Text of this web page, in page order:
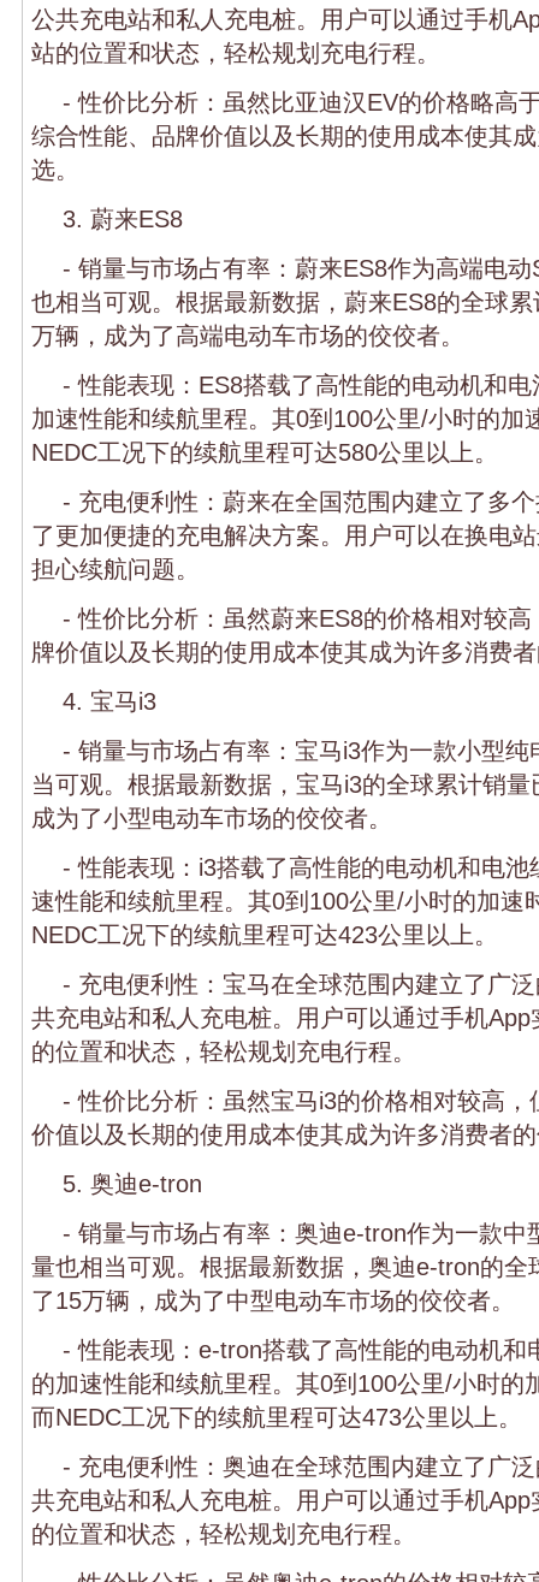
公共充电站和私人充电桩。用户可以通过手机
站的位置和状态，轻松规划充电行程。
- 性价比分析：虽然比亚迪汉EV的价格略高
综合性能、品牌价值以及长期的使用成本使其
选。
3. 蔚来ES8
- 销量与市场占有率：蔚来ES8作为高端电
也相当可观。根据最新数据，蔚来ES8的全球
万辆，成为了高端电动车市场的佼佼者。
- 性能表现：ES8搭载了高性能的电动机和
加速性能和续航里程。其0到100公里/小时的加
NEDC工况下的续航里程可达580公里以上。
- 充电便利性：蔚来在全国范围内建立了多
了更加便捷的充电解决方案。用户可以在换电
担心续航问题。
- 性价比分析：虽然蔚来ES8的价格相对较
牌价值以及长期的使用成本使其成为许多消费
4. 宝马i3
- 销量与市场占有率：宝马i3作为一款小型
当可观。根据最新数据，宝马i3的全球累计销
成为了小型电动车市场的佼佼者。
- 性能表现：i3搭载了高性能的电动机和电
速性能和续航里程。其0到100公里/小时的加速
NEDC工况下的续航里程可达423公里以上。
- 充电便利性：宝马在全球范围内建立了广
共充电站和私人充电桩。用户可以通过手机
的位置和状态，轻松规划充电行程。
- 性价比分析：虽然宝马i3的价格相对较高
价值以及长期的使用成本使其成为许多消费者
5. 奥迪e-tron
- 销量与市场占有率：奥迪e-tron作为一款中
量也相当可观。根据最新数据，奥迪e-tron的全
了15万辆，成为了中型电动车市场的佼佼者。
- 性能表现：e-tron搭载了高性能的电动机和
的加速性能和续航里程。其0到100公里/小时的
而NEDC工况下的续航里程可达473公里以上。
- 充电便利性：奥迪在全球范围内建立了广
共充电站和私人充电桩。用户可以通过手机
的位置和状态，轻松规划充电行程。